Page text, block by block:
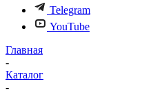
Telegram
YouTube
Главная
-
Каталог
-